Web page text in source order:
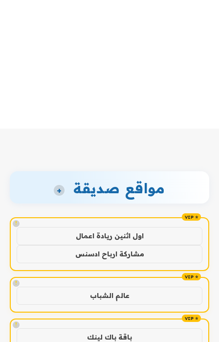
مواقع صديقة +
!
اول اثنين ريادة اعمال
مشاركة ارباح ادسنس
!
عالم الشباب
!
باقة باك لينك